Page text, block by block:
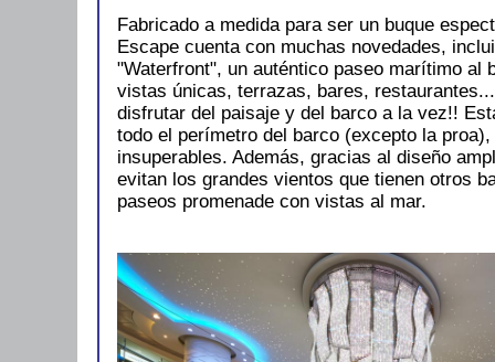
Fabricado a medida para ser un buque
Escape cuenta con muchas novedades,
"Waterfront", un auténtico paseo marítimo al
vistas únicas, terrazas, bares,
disfrutar del paisaje y del barco a la vez!!
todo el perímetro del barco (excepto la
insuperables. Además, gracias al diseño
evitan los grandes vientos que tienen otros
paseos promenade con vistas al mar.